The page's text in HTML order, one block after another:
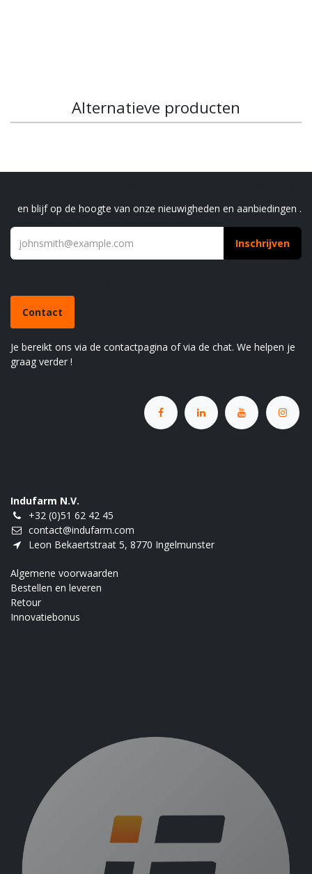
Alternatieve producten
en blijf op de hoogte van onze nieuwigheden en aanbiedingen .
Inschrijven
Contact
Je bereikt ons via de contactpagina of via de chat. We helpen je
graag verder !
Indufarm N.V.
+32 (0)51 62 42 45
contact@indufarm.com
Leon Bekaertstraat 5, 8770 Ingelmunster
Algemene voorwaarden
Bestellen en leveren
Retour
Innovatiebonus